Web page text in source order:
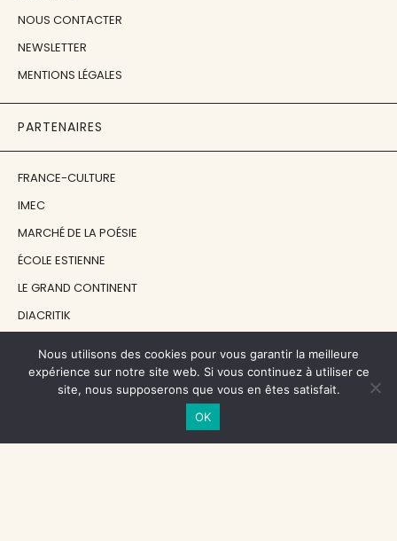
NOUS CONTACTER
NEWSLETTER
MENTIONS LÉGALES
PARTENAIRES
FRANCE-CULTURE
IMEC
MARCHÉ DE LA POÉSIE
ÉCOLE ESTIENNE
LE GRAND CONTINENT
DIACRITIK
NOS SOUTIENS
CENTRE NATIONAL DU LIVRE
Nous utilisons des cookies pour vous garantir la meilleure
expérience sur notre site web. Si vous continuez à utiliser ce
site, nous supposerons que vous en êtes satisfait.
OK